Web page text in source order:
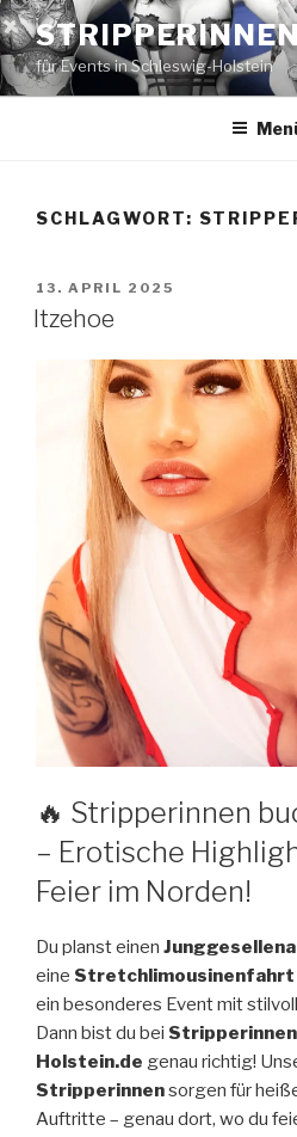
Zum
Inhalt
springenfür Events in Schleswig-Holstein
SCHLAGWORT:
VERÖFFENTLICHT
AM
13. APRIL 2025
Itzehoe
🔥 Stripperinnen
– Erotische
Feier im Norden!
Du planst einen
eine Stretchlimousinenfahrt
ein besonderes Event mit
Dann bist du bei
Holstein.de genau richtig!
Stripperinnensorgen für
Auftritte – genau dort, wo du